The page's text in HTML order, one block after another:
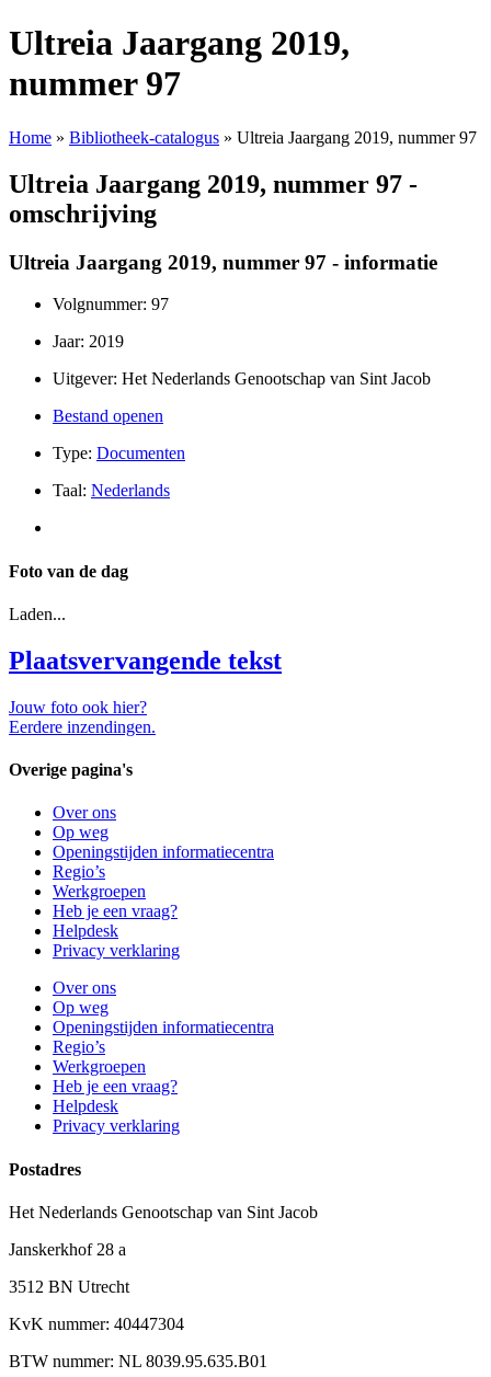
Ultreia Jaargang 2019,
nummer 97
Home » Bibliotheek-catalogus » Ultreia Jaargang 2019, nummer 97
Ultreia Jaargang 2019, nummer 97 -
omschrijving
Ultreia Jaargang 2019, nummer 97 - informatie
Volgnummer: 97
Jaar: 2019
Uitgever: Het Nederlands Genootschap van Sint Jacob
Bestand openen
Type: Documenten
Taal: Nederlands
Foto van de dag
Laden...
Plaatsvervangende tekst
Jouw foto ook hier?
Eerdere inzendingen.
Overige pagina's
Over ons
Op weg
Openingstijden informatiecentra
Regio’s
Werkgroepen
Heb je een vraag?
Helpdesk
Privacy verklaring
Over ons
Op weg
Openingstijden informatiecentra
Regio’s
Werkgroepen
Heb je een vraag?
Helpdesk
Privacy verklaring
Postadres
Het Nederlands Genootschap van Sint Jacob
Janskerkhof 28 a
3512 BN Utrecht
KvK nummer: 40447304
BTW nummer: NL 8039.95.635.B01